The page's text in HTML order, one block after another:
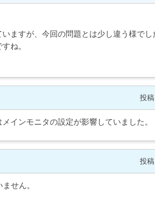
ますが、今回の問題とは少し違う様でし
ね。
投稿
インモニタの設定が影響していました。
投稿
せん。